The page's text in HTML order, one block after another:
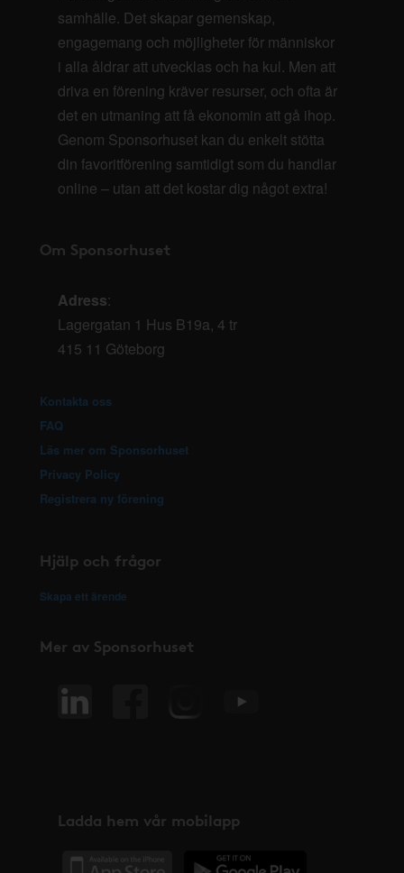
samhälle. Det skapar gemenskap,
engagemang och möjligheter för människor
i alla åldrar att utvecklas och ha kul. Men att
driva en förening kräver resurser, och ofta är
det en utmaning att få ekonomin att gå ihop.
Genom Sponsorhuset kan du enkelt stötta
din favoritförening samtidigt som du handlar
online – utan att det kostar dig något extra!
Om Sponsorhuset
Adress:
Lagergatan 1 Hus B19a, 4 tr
415 11 Göteborg
Kontakta oss
FAQ
Läs mer om Sponsorhuset
Privacy Policy
Registrera ny förening
Hjälp och frågor
Skapa ett ärende
Mer av Sponsorhuset
Ladda hem vår mobilapp